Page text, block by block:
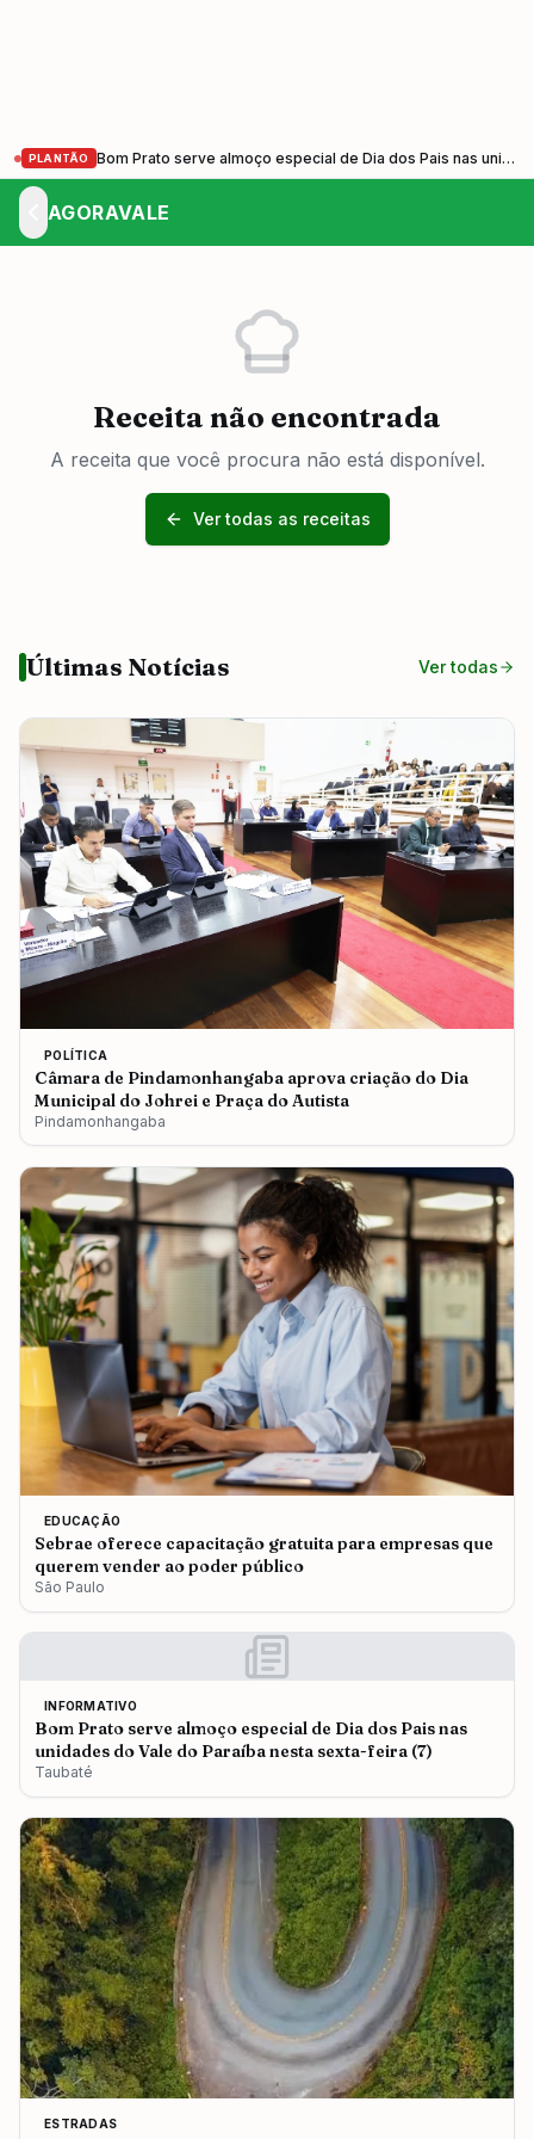
PLANTÃO Bom Prato serve almoço especial de Dia dos Pais nas unidades do Vale do Paraíba nesta sexta-feira (7)
AGORAVALE
Receita não encontrada
A receita que você procura não está disponível.
Ver todas as receitas
Últimas Notícias Ver todas
POLÍTICA
Câmara de Pindamonhangaba aprova criação do Dia
Municipal do Johrei e Praça do Autista
Pindamonhangaba
EDUCAÇÃO
Sebrae oferece capacitação gratuita para empresas que
querem vender ao poder público
São Paulo
INFORMATIVO
Bom Prato serve almoço especial de Dia dos Pais nas
unidades do Vale do Paraíba nesta sexta-feira (7)
Taubaté
ESTRADAS